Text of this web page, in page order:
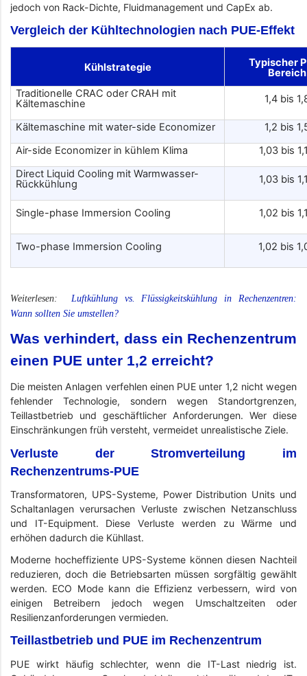
jedoch von Rack-Dichte, Fluidmanagement und CapEx ab.
Vergleich der Kühltechnologien nach PUE-Effekt
Kühlstrategie
Typischer
Bereich
Traditionelle CRAC oder CRAH mit
Kältemaschine
1,4 bis
Kältemaschine mit water-side Economizer
1,2 bis
Air-side Economizer in kühlem Klima
1,03 bis
Direct Liquid Cooling mit Warmwasser-
Rückkühlung
1,03 bis
Single-phase Immersion Cooling 1,02 bis
Two-phase Immersion Cooling 1,02 bis
Weiterlesen: Luftkühlung vs. Flüssigkeitskühlung in Rechenzentren:
Wann sollten Sie umstellen?
Was verhindert, dass ein Rechenzentrum
einen PUE unter 1,2 erreicht?
Die meisten Anlagen verfehlen einen PUE unter 1,2 nicht wegen
fehlender Technologie, sondern wegen Standortgrenzen,
Teillastbetrieb und geschäftlicher Anforderungen. Wer diese
Einschränkungen früh versteht, vermeidet unrealistische Ziele.
Verluste der Stromverteilung im
Rechenzentrums-PUE
Transformatoren, UPS-Systeme, Power Distribution Units und
Schaltanlagen verursachen Verluste zwischen Netzanschluss
und IT-Equipment. Diese Verluste werden zu Wärme und
erhöhen dadurch die Kühllast.
Moderne hocheffiziente UPS-Systeme können diesen Nachteil
reduzieren, doch die Betriebsarten müssen sorgfältig gewählt
werden. ECO Mode kann die Effizienz verbessern, wird von
einigen Betreibern jedoch wegen Umschaltzeiten oder
Resilienzanforderungen vermieden.
Teillastbetrieb und PUE im Rechenzentrum
PUE wirkt häufig schlechter, wenn die IT-Last niedrig ist.